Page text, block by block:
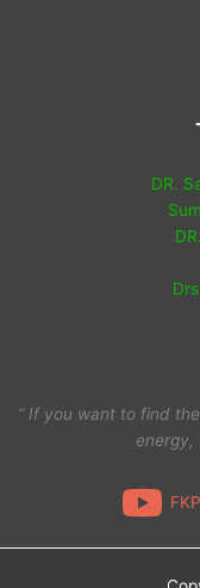
DR.
“ If you want to find
energy,